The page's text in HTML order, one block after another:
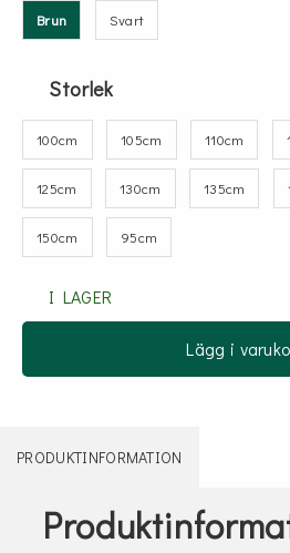
Brun Svart
Storlek
100cm 105cm 110cm
125cm 130cm 135cm
150cm 95cm
I LAGER
Lägg i
PRODUKTINFORMATION